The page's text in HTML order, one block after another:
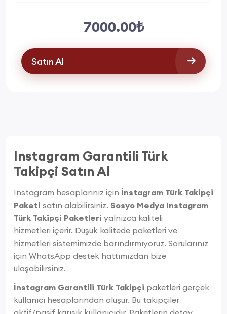
7000.00₺
Satın Al
Instagram Garantili Türk
Takipçi Satın Al
Instagram hesaplarınız için İnstagram Türk Takipçi
Paketi satın alabilirsiniz. Sosyo Medya Instagram
Türk Takipçi Paketleri yalnızca kaliteli
hizmetleri içerir. Düşük kalitede paketleri ve
hizmetleri sistemimizde barındırmıyoruz. Sorularınız
için WhatsApp destek hattımızdan bize
ulaşabilirsiniz.
İnstagram Garantili Türk Takipçi paketleri gerçek
kullanıcı hesaplarından oluşur. Bu takipçiler